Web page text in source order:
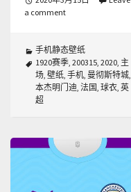
a comment
手机静态壁纸
1920赛季, 200315, 2020, 主
场, 壁纸, 手机, 曼彻斯特城,
本杰明门迪, 法国, 球衣, 英
超